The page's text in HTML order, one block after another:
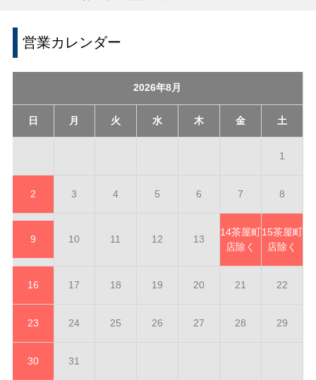
営業カレンダー
2026年8月
日 月 火 水 木 金 土
1
2 3 4 5 6 7 8
9 10 11 12 13
14茶屋町
店除く
15茶屋町
店除く
16 17 18 19 20 21 22
23 24 25 26 27 28 29
30 31